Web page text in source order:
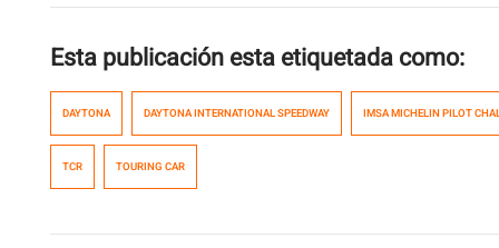
Esta publicación esta etiquetada como:
DAYTONA DAYTONA INTERNATIONAL SPEEDWAY IMSA MICHELIN PILOT
TCR TOURING CAR